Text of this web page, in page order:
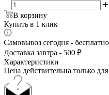
В корзину
Купить в 1 клик
Самовывоз сегодня - бесплатно
Доставка завтра - 500 ₽
Характеристики
Цена действительна только